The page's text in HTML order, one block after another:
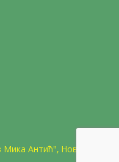
Антић", Нови Сад